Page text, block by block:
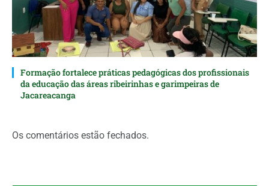
Formação fortalece práticas pedagógicas dos profissionais
da educação das áreas ribeirinhas e garimpeiras de
Jacareacanga
Os comentários estão fechados.